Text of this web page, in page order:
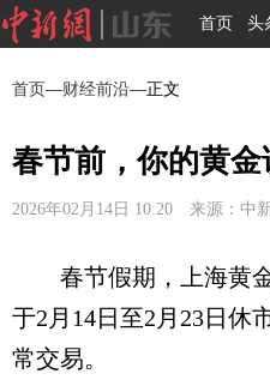
首页 头
首页—财经前沿—正文
春节前，你的黄金
2026年02月14日 10:20 来源：中
春节假期，上海黄金
于2月14日至2月23日休
常交易。